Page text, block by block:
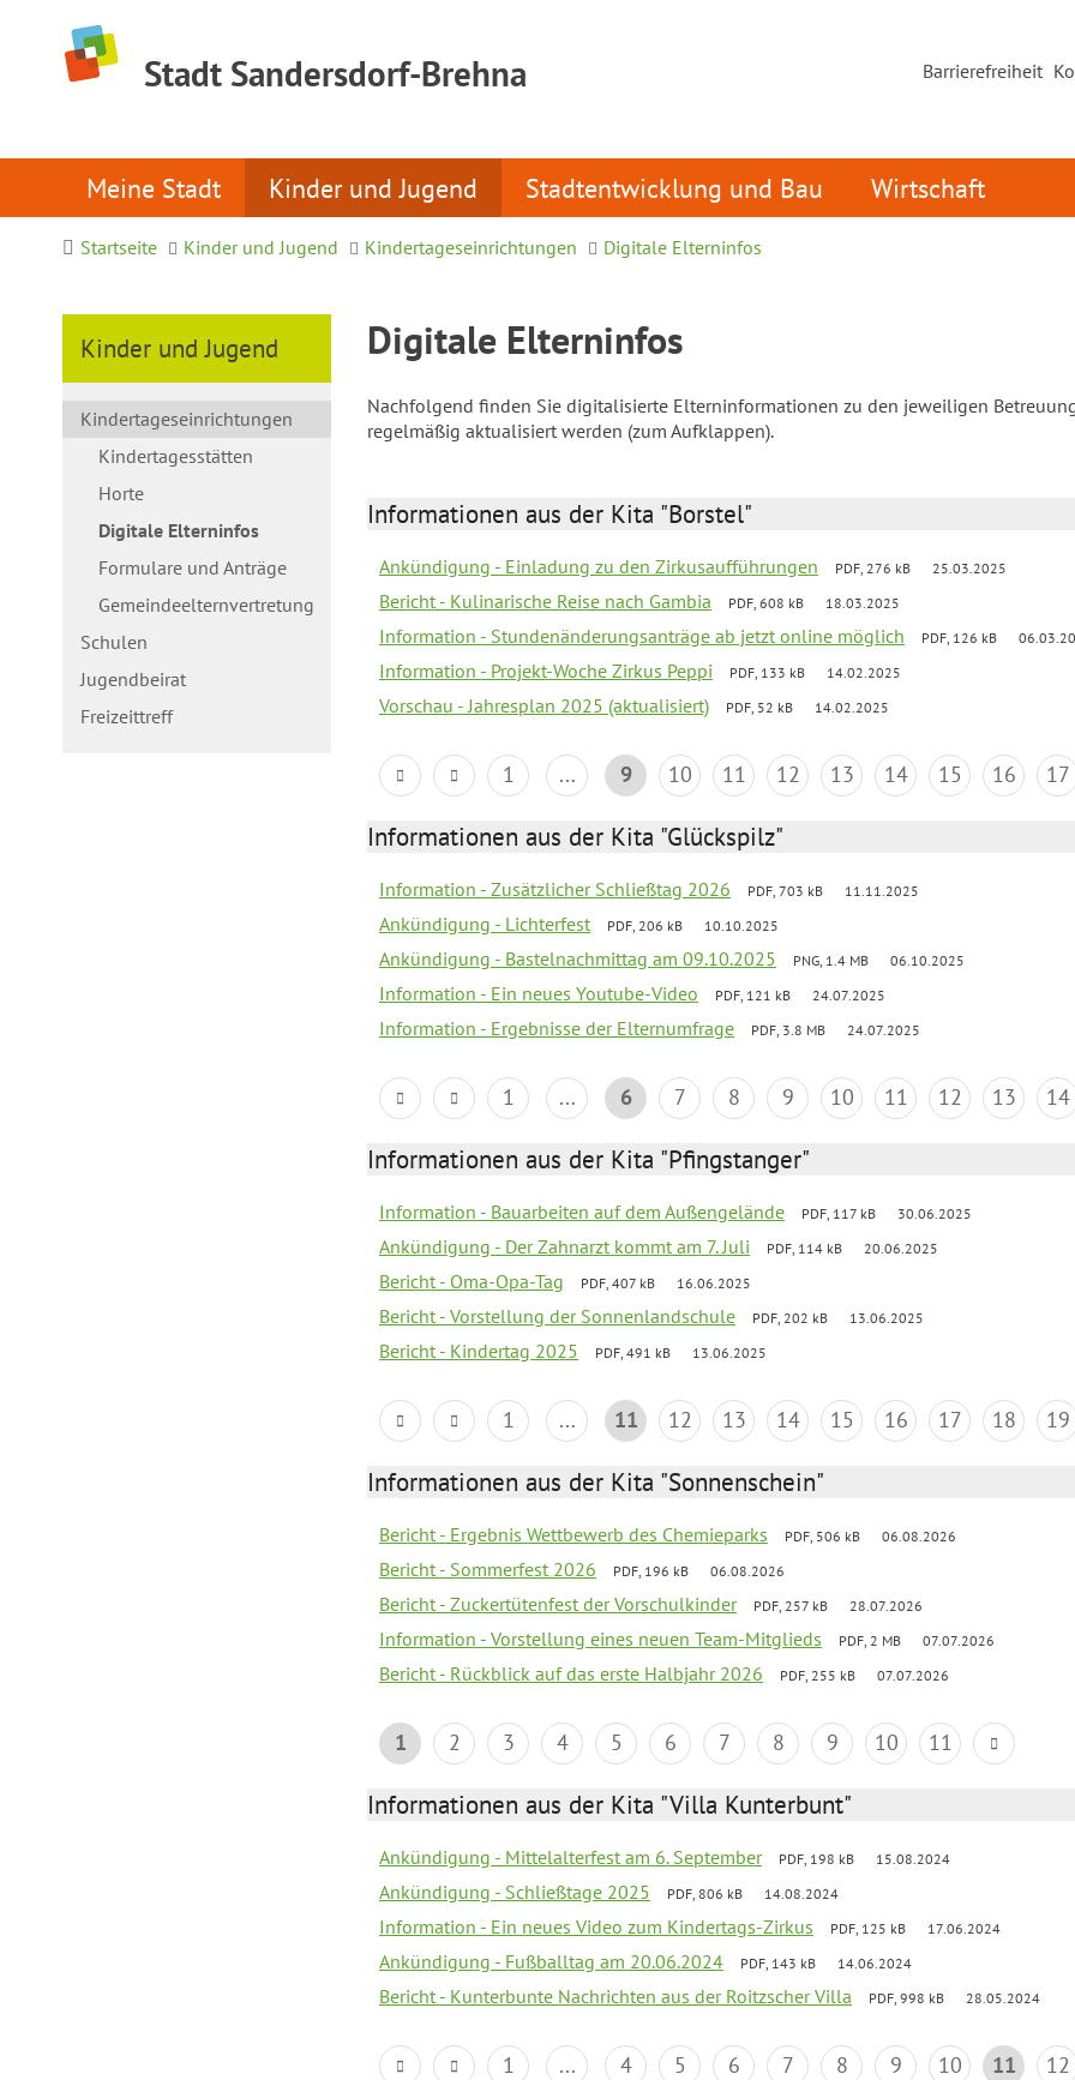
Stadt Sandersdorf-Brehna Barrierefreiheit
Meine Stadt Kinder und Jugend Stadtentwicklung und Bau Wirtschaft
Startseite Kinder und Jugend Kindertageseinrichtungen Digitale Elterninfos
Kinder und Jugend
Kindertageseinrichtungen
Kindertagesstätten
Horte
Digitale Elterninfos
Formulare und Anträge
Gemeindeelternvertretung
Schulen
Jugendbeirat
Freizeittreff
Digitale Elterninfos
Nachfolgend finden Sie digitalisierte Elterninformationen zu den jeweiligen
regelmäßig aktualisiert werden (zum Aufklappen).
Informationen aus der Kita "Borstel"
Ankündigung - Einladung zu den Zirkusaufführungen PDF, 276 kB 25.03.2025
Bericht - Kulinarische Reise nach Gambia PDF, 608 kB 18.03.2025
Information - Stundenänderungsanträge ab jetzt online möglich PDF, 126 kB
Information - Projekt-Woche Zirkus Peppi PDF, 133 kB 14.02.2025
Vorschau - Jahresplan 2025 (aktualisiert) PDF, 52 kB 14.02.2025
1 ... 9 10 11 12 13 14 15 16 17
Informationen aus der Kita "Glückspilz"
Information - Zusätzlicher Schließtag 2026 PDF, 703 kB 11.11.2025
Ankündigung - Lichterfest PDF, 206 kB 10.10.2025
Ankündigung - Bastelnachmittag am 09.10.2025 PNG, 1.4 MB 06.10.2025
Information - Ein neues Youtube-Video PDF, 121 kB 24.07.2025
Information - Ergebnisse der Elternumfrage PDF, 3.8 MB 24.07.2025
1 ... 6 7 8 9 10 11 12 13 14
Informationen aus der Kita "Pfingstanger"
Information - Bauarbeiten auf dem Außengelände PDF, 117 kB 30.06.2025
Ankündigung - Der Zahnarzt kommt am 7. Juli PDF, 114 kB 20.06.2025
Bericht - Oma-Opa-Tag PDF, 407 kB 16.06.2025
Bericht - Vorstellung der Sonnenlandschule PDF, 202 kB 13.06.2025
Bericht - Kindertag 2025 PDF, 491 kB 13.06.2025
1 ... 11 12 13 14 15 16 17 18 19
Informationen aus der Kita "Sonnenschein"
Bericht - Ergebnis Wettbewerb des Chemieparks PDF, 506 kB 06.08.2026
Bericht - Sommerfest 2026 PDF, 196 kB 06.08.2026
Bericht - Zuckertütenfest der Vorschulkinder PDF, 257 kB 28.07.2026
Information - Vorstellung eines neuen Team-Mitglieds PDF, 2 MB 07.07.2026
Bericht - Rückblick auf das erste Halbjahr 2026 PDF, 255 kB 07.07.2026
1 2 3 4 5 6 7 8 9 10 11
Informationen aus der Kita "Villa Kunterbunt"
Ankündigung - Mittelalterfest am 6. September PDF, 198 kB 15.08.2024
Ankündigung - Schließtage 2025 PDF, 806 kB 14.08.2024
Information - Ein neues Video zum Kindertags-Zirkus PDF, 125 kB 17.06.2024
Ankündigung - Fußballtag am 20.06.2024 PDF, 143 kB 14.06.2024
Bericht - Kunterbunte Nachrichten aus der Roitzscher Villa PDF, 998 kB 28.05.2024
1 ... 4 5 6 7 8 9 10 11 12